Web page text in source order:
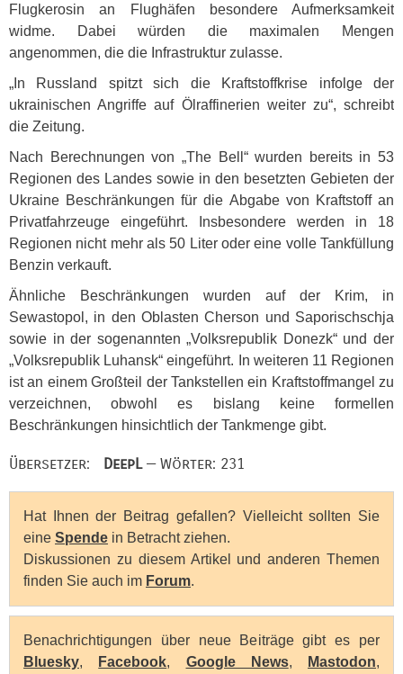
Flugkerosin an Flughäfen besondere Aufmerksamkeit
widme. Dabei würden die maximalen Mengen
angenommen, die die Infrastruktur zulasse.
„In Russland spitzt sich die Kraftstoffkrise infolge der
ukrainischen Angriffe auf Ölraffinerien weiter zu“, schreibt
die Zeitung.
Nach Berechnungen von „The Bell“ wurden bereits in 53
Regionen des Landes sowie in den besetzten Gebieten der
Ukraine Beschränkungen für die Abgabe von Kraftstoff an
Privatfahrzeuge eingeführt. Insbesondere werden in 18
Regionen nicht mehr als 50 Liter oder eine volle Tankfüllung
Benzin verkauft.
Ähnliche Beschränkungen wurden auf der Krim, in
Sewastopol, in den Oblasten Cherson und Saporischschja
sowie in der sogenannten „Volksrepublik Donezk“ und der
„Volksrepublik Luhansk“ eingeführt. In weiteren 11 Regionen
ist an einem Großteil der Tankstellen ein Kraftstoffmangel zu
verzeichnen, obwohl es bislang keine formellen
Beschränkungen hinsichtlich der Tankmenge gibt.
Übersetzer: DeepL— Wörter: 231
Hat Ihnen der Beitrag gefallen? Vielleicht sollten Sie
eine Spende in Betracht ziehen.
Diskussionen zu diesem Artikel und anderen Themen
finden Sie auch im Forum.
Benachrichtigungen über neue Beiträge gibt es per
Bluesky, Facebook, Google News, Mastodon,